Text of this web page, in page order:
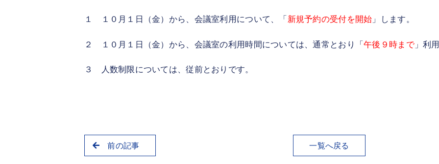
１ １０月１日（金）から、会議室利用について、「 新規予約の受付を開始 」します。
２ １０月１日（金）から、会議室の利用時間については、通常とおり「午後９時まで」利
３ 人数制限については、従前とおりです。
一覧へ戻る
前の記事